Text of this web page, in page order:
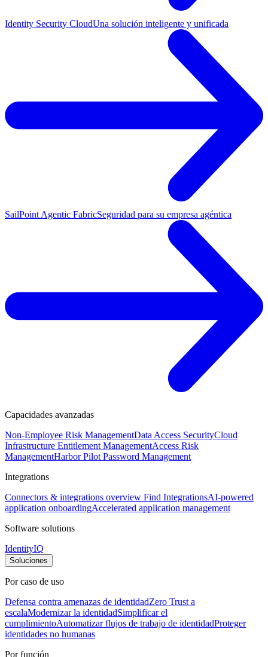
Identity Security CloudUna solución inteligente y unificada
SailPoint Agentic FabricSeguridad para su empresa agéntica
Capacidades avanzadas
Non-Employee Risk ManagementData Access SecurityCloud
Infrastructure Entitlement ManagementAccess Risk
ManagementHarbor Pilot Password Management
Integrations
Connectors & integrations overview Find IntegrationsAI-powered
application onboardingAccelerated application management
Software solutions
IdentityIQ
Soluciones
Por caso de uso
Defensa contra amenazas de identidadZero Trust a
escalaModernizar la identidadSimplificar el
cumplimientoAutomatizar flujos de trabajo de identidadProteger
identidades no humanas
Por función